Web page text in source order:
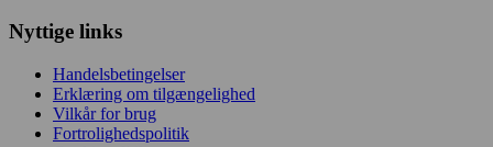
Nyttige links
Handelsbetingelser
Erklæring om tilgængelighed
Vilkår for brug
Fortrolighedspolitik